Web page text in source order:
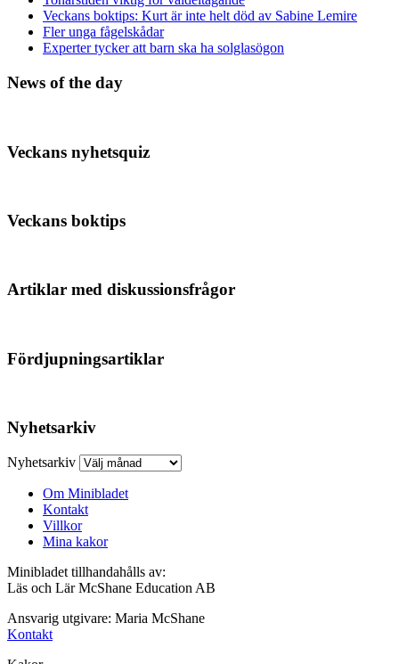
Veckans boktips: Kurt är inte helt död av Sabine Lemire
Fler unga fågelskådar
Experter tycker att barn ska ha solglasögon
News of the day
Veckans nyhetsquiz
Veckans boktips
Artiklar med diskussionsfrågor
Fördjupningsartiklar
Nyhetsarkiv
Nyhetsarkiv
Om Minibladet
Kontakt
Villkor
Mina kakor
Minibladet tillhandahålls av:
Läs och Lär McShane Education AB
Ansvarig utgivare: Maria McShane
Kontakt